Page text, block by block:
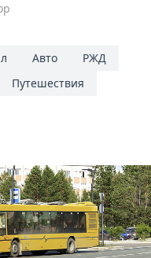
Авто
РЖД
Путешествия